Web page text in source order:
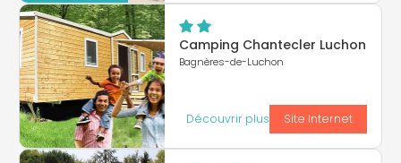
Camping Chantecler Luchon
Bagnères-de-Luchon
Découvrir plus Site Internet